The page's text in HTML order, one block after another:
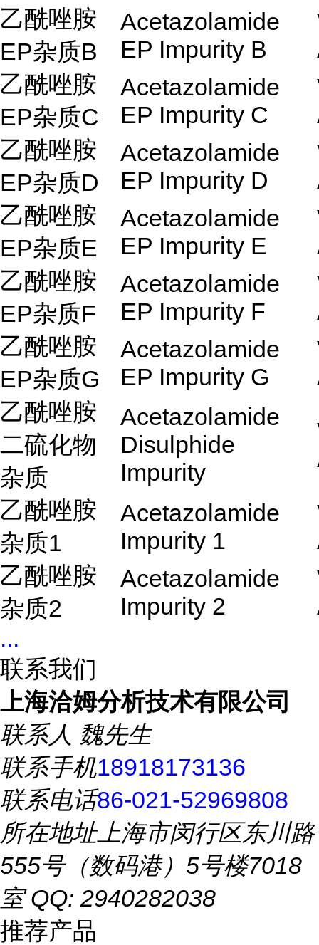
乙酰唑胺
EP杂质B
Acetazolamide
EP Impurity B
乙酰唑胺
EP杂质C
Acetazolamide
EP Impurity C
乙酰唑胺
EP杂质D
Acetazolamide
EP Impurity D
乙酰唑胺
EP杂质E
Acetazolamide
EP Impurity E
乙酰唑胺
EP杂质F
Acetazolamide
EP Impurity F
乙酰唑胺
EP杂质G
Acetazolamide
EP Impurity G
乙酰唑胺
二硫化物
杂质
Acetazolamide
Disulphide
Impurity
乙酰唑胺
杂质1
Acetazolamide
Impurity 1
乙酰唑胺
杂质2
Acetazolamide
Impurity 2
...
联系我们
上海洽姆分析技术有限公司
联系人 魏先生
联系手机18918173136
联系电话86-021-52969808
所在地址上海市闵行区东川路
555号（数码港）5号楼7018
室 QQ: 2940282038
推荐产品